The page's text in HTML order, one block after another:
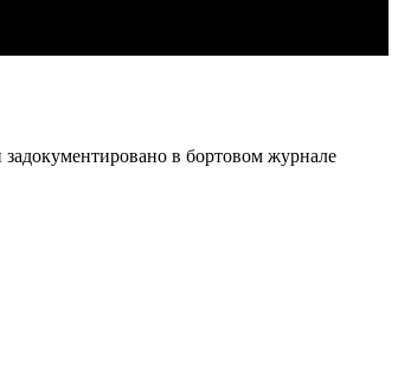
в бортовом журнале